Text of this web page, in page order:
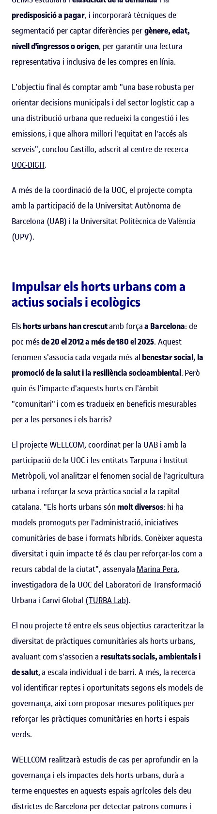
predisposició a pagar, i incorporarà tècniques de
segmentació per captar diferències pergènere, edat,
nivell d'ingressos o origen, per garantir una lectura
representativa i inclusiva de les compres en línia.
L'objectiu final és comptar amb "una base robusta per
orientar decisions municipals i del sector logístic cap a
una distribució urbana que redueixi la congestió i les
emissions, i que alhora millori l'equitat en l'accés als
serveis", conclou Castillo, adscrit al centre de recerca
UOC-DIGIT.
A més de la coordinació de la UOC, el projecte compta
amb la participació de la Universitat Autònoma de
Barcelona (UAB) i la Universitat Politècnica de València
(UPV).
Impulsar els horts urbans com a
actius socials i ecològics
Elshorts urbans han crescutamb forçaa Barcelona: de
poc mésde 20 el 2012 a més de 180 el 2025. Aquest
fenomen s'associa cada vegada més al benestar social, la
promoció de la salut i la resiliència socioambiental. Però
quin és l'impacte d'aquests horts en l'àmbit
"comunitari" i com es tradueix en beneficis mesurables
per a les persones i els barris?
El projecte WELLCOM, coordinat per la UAB i amb la
participació de la UOC i les entitats Tarpuna i Institut
Metròpoli, vol analitzar el fenomen social de l'agricultura
urbana i reforçar la seva pràctica social a la capital
catalana. "Els horts urbans són molt diversos: hi ha
models promoguts per l'administració, iniciatives
comunitàries de base i formats híbrids. Conèixer aquesta
diversitat i quin impacte té és clau per reforçar-los com a
recurs cabdal de la ciutat", assenyala Marina Pera,
investigadora de la UOC del Laboratori de Transformació
Urbana i Canvi Global (TURBA Lab).
El nou projecte té entre els seus objectius caracteritzar la
diversitat de pràctiques comunitàries als horts urbans,
avaluant com s'associen a resultats socials, ambientals i
de salut, a escala individual i de barri. A més, la recerca
vol identificar reptes i oportunitats segons els models de
governança, així com proposar mesures polítiques per
reforçar les pràctiques comunitàries en horts i espais
verds.
WELLCOM realitzarà estudis de cas per aprofundir en la
governança i els impactes dels horts urbans, durà a
terme enquestes en aquests espais agrícoles dels deu
districtes de Barcelona per detectar patrons comuns i